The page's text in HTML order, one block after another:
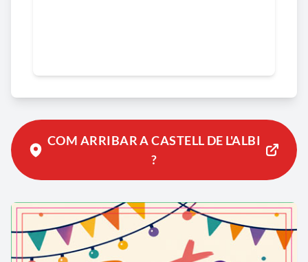
COM ARRIBAR A CASTELL DE L'ALBI
?